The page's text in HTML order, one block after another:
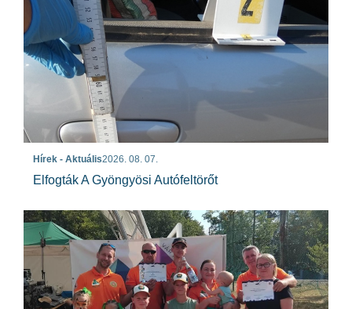
Hírek - Aktuális2026. 08. 07.
Elfogták A Gyöngyösi Autófeltörőt